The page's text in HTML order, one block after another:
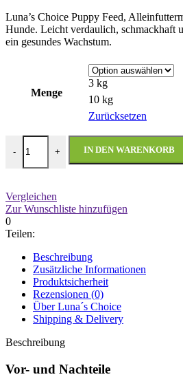
Luna’s Choice Puppy Feed,
Hunde. Leicht verdaulich, schmackhaft
ein gesundes Wachstum.
Menge
3 kg
10 kg
Zurücksetzen
-
Luna´s Choice - Puppy Feed Menge
+ IN DEN WARENKORB
Vergleichen
Zur Wunschliste hinzufügen
0
Teilen:
Beschreibung
Zusätzliche Informationen
Produktsicherheit
Rezensionen (0)
Über Luna´s Choice
Shipping & Delivery
Beschreibung
Vor- und Nachteile